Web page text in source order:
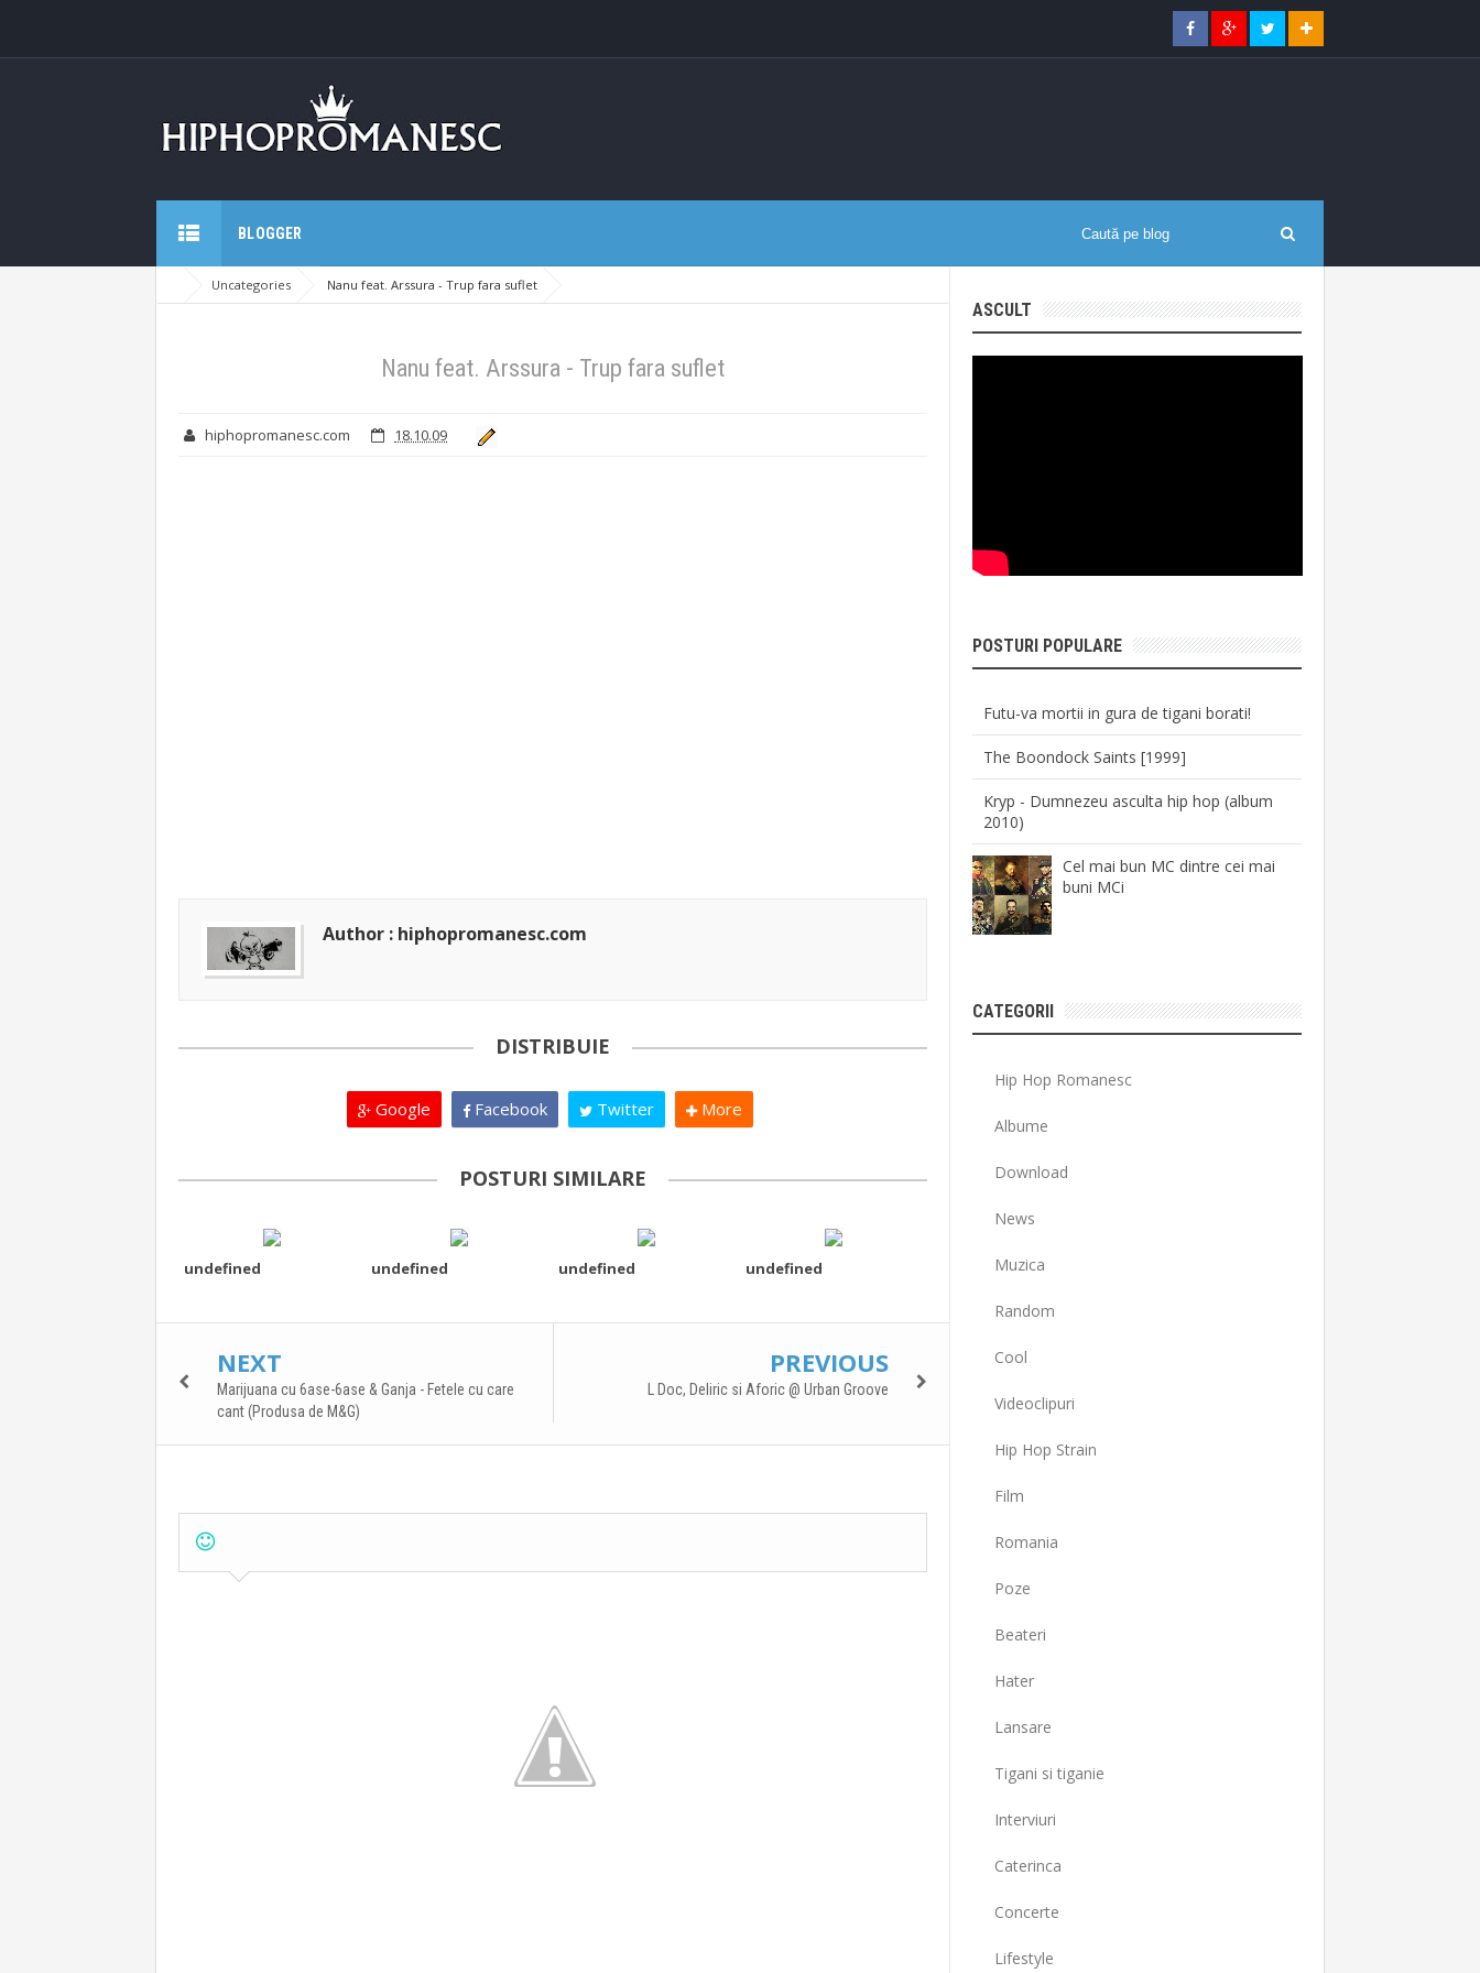
BLOGGER
Uncategories Nanu feat. Arssura - Trup fara suflet
Nanu feat. Arssura - Trup fara suflet
hiphopromanesc.com 18.10.09
Author : hiphopromanesc.com
DISTRIBUIE
Google Facebook Twitter More
POSTURI SIMILARE
undefined undefined undefined undefined
NEXT
Marijuana cu 6ase-6ase & Ganja - Fetele cu care
cant (Produsa de M&G)
PREVIOUS
L Doc, Deliric si Aforic @ Urban Groove
ASCULT
POSTURI POPULARE
Futu-va mortii in gura de tigani borati!
The Boondock Saints [1999]
Kryp - Dumnezeu asculta hip hop (album
2010)
Cel mai bun MC dintre cei mai
buni MCi
CATEGORII
Hip Hop Romanesc
Albume
Download
News
Muzica
Random
Cool
Videoclipuri
Hip Hop Strain
Film
Romania
Poze
Beateri
Hater
Lansare
Tigani si tiganie
Interviuri
Caterinca
Concerte
Lifestyle